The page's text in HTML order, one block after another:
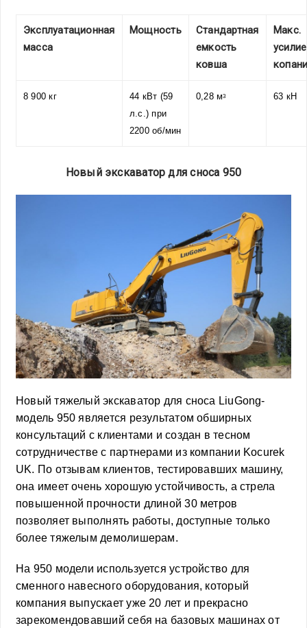
Эксплуатационная
масса
Мощность
Стандартная
емкость
ковша
Макс.
усилие
8 900 кг
44 кВт (59
л.с.) при
2200 об/мин
0,28 м3 63 кН
Новый экскаватор для сноса 950
Новый тяжелый экскаватор для сноса LiuGong-
модель 950 является результатом обширных
консультаций с клиентами и создан в тесном
сотрудничестве с партнерами из компании Kocurek
UK. По отзывам клиентов, тестировавших машину,
она имеет очень хорошую устойчивость, а стрела
повышенной прочности длиной 30 метров
позволяет выполнять работы, доступные только
более тяжелым демолишерам.
На 950 модели используется устройство для
сменного навесного оборудования, который
компания выпускает уже 20 лет и прекрасно
зарекомендовавший себя на базовых машинах от